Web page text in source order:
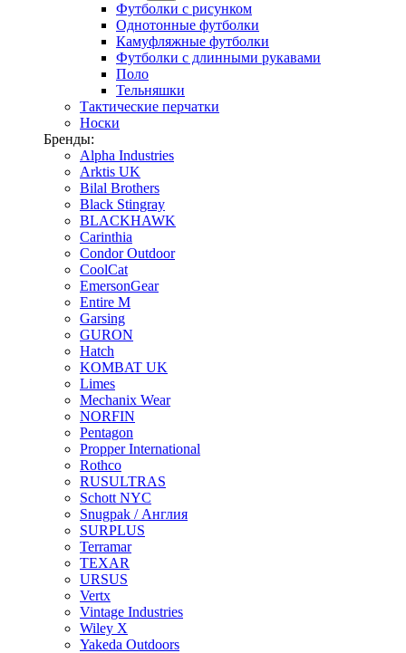
Футболки с рисунком
Однотонные футболки
Камуфляжные футболки
Футболки с длинными рукавами
Поло
Тельняшки
Тактические перчатки
Носки
Бренды:
Alpha Industries
Arktis UK
Bilal Brothers
Black Stingray
BLACKHAWK
Carinthia
Condor Outdoor
CoolCat
EmersonGear
Entire M
Garsing
GURON
Hatch
KOMBAT UK
Limes
Mechanix Wear
NORFIN
Pentagon
Propper International
Rothco
RUSULTRAS
Schott NYC
Snugpak / Англия
SURPLUS
Terramar
TEXAR
URSUS
Vertx
Vintage Industries
Wiley X
Yakeda Outdoors